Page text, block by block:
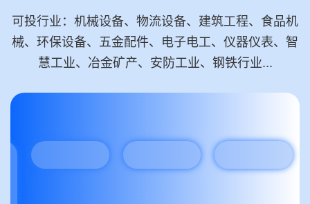
可投行业：机械设备、物流设备、建筑工程、食品机
械、环保设备、五金配件、电子电工、仪器仪表、智
慧工业、冶金矿产、安防工业、钢铁行业...